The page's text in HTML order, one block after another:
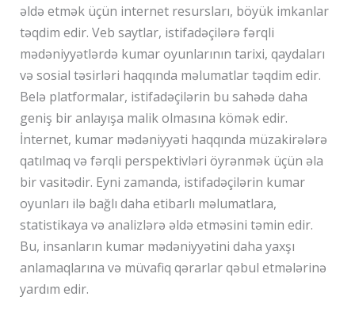
əldə etmək üçün internet resursları, böyük imkanlar
təqdim edir. Veb saytlar, istifadəçilərə fərqli
mədəniyyətlərdə kumar oyunlarının tarixi, qaydaları
və sosial təsirləri haqqında məlumatlar təqdim edir.
Belə platformalar, istifadəçilərin bu sahədə daha
geniş bir anlayışa malik olmasına kömək edir.
İnternet, kumar mədəniyyəti haqqında müzakirələrə
qatılmaq və fərqli perspektivləri öyrənmək üçün əla
bir vasitədir. Eyni zamanda, istifadəçilərin kumar
oyunları ilə bağlı daha etibarlı məlumatlara,
statistikaya və analizlərə əldə etməsini təmin edir.
Bu, insanların kumar mədəniyyətini daha yaxşı
anlamaqlarına və müvafiq qərarlar qəbul etmələrinə
yardım edir.